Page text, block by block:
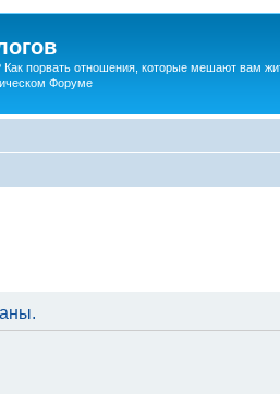
порвать отношения, которые мешают вам
Форуме